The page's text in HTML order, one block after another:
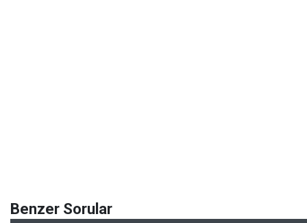
Benzer Sorular